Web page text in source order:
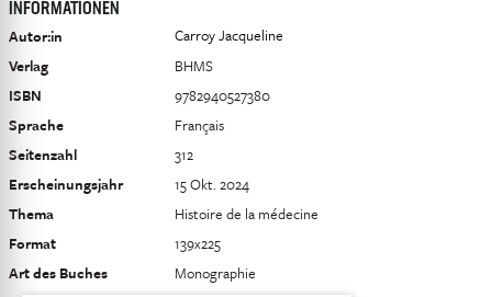
INFORMATIONEN
Autor:in
Carroy Jacqueline
Verlag
BHMS
ISBN
9782940527380
Sprache
Français
Seitenzahl
312
Erscheinungsjahr
15 Okt. 2024
Thema
Histoire de la médecine
Format
139x225
Art des Buches
Monographie